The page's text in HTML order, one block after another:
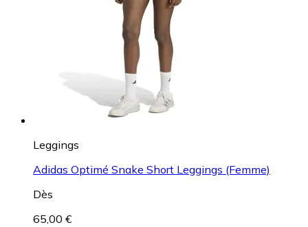
Leggings
Adidas Optimé Snake Short Leggings (Femme)
Dès
65,00 €